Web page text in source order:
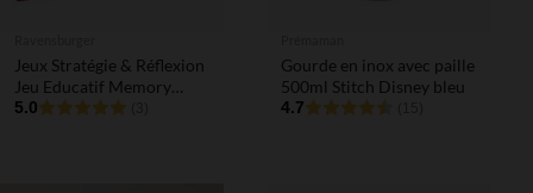
Jeux Stratégie & Réflexion
Jeu Educatif Memory
Pat'Patrouille
5.0
Gourde en inox avec paille
500ml Stitch Disney bleu
4.7